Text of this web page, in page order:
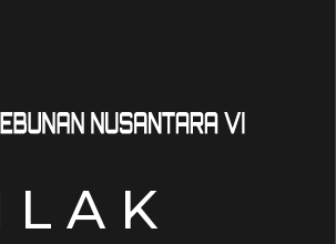
L A K